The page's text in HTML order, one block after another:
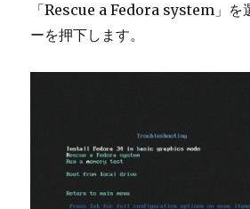
「Rescue a Fedora system」を
ーを押下します。